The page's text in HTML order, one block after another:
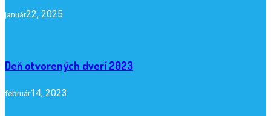
január22, 2025
Deň otvorených dverí 2023
február14, 2023